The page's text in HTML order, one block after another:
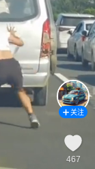
关注
467